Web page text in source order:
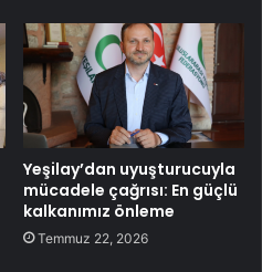
Yeşilay’dan uyuşturucuyla
mücadele çağrısı: En güçlü
kalkanımız önleme
Temmuz 22, 2026